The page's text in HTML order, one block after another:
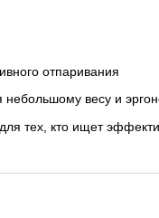
отпаривания
небольшому весу и
тех, кто ищет